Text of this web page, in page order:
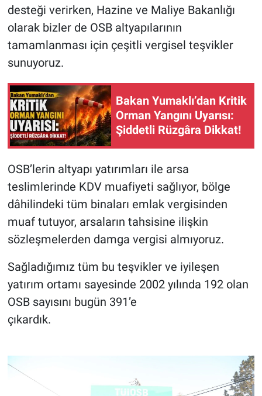
desteği verirken, Hazine ve Maliye Bakanlığı
olarak bizler de OSB altyapılarının
tamamlanması için çeşitli vergisel teşvikler
sunuyoruz.
Bakan Yumaklı’dan Kritik
Orman Yangını Uyarısı:
Şiddetli Rüzgâra Dikkat!
OSB’lerin altyapı yatırımları ile arsa
teslimlerinde KDV muafiyeti sağlıyor, bölge
dâhilindeki tüm binaları emlak vergisinden
muaf tutuyor, arsaların tahsisine ilişkin
sözleşmelerden damga vergisi almıyoruz.
Sağladığımız tüm bu teşvikler ve iyileşen
yatırım ortamı sayesinde 2002 yılında 192 olan
OSB sayısını bugün 391’e
çıkardık.